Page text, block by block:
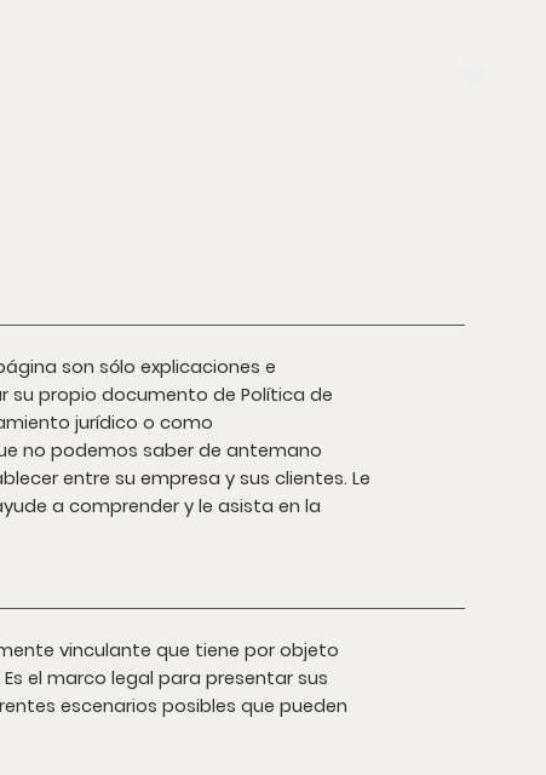
son sólo explicaciones e
su propio documento de Política de
jurídico o como
no podemos saber de antemano
entre su empresa y sus clientes. Le
a comprender y le asista en la
vinculante que tiene por objeto
el marco legal para presentar sus
escenarios posibles que pueden